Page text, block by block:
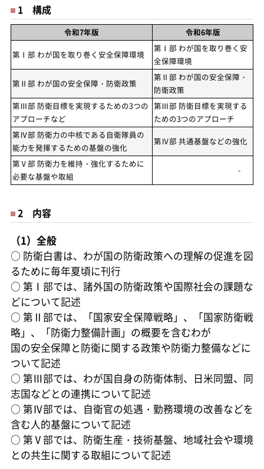
1 構成
令和7年版
令和6年版
第Ⅰ部 わが国を取り巻く安全保障環境
第Ⅰ部 わが国を取り巻く安
全保障環境
第Ⅱ部 わが国の安全保障・防衛政策
第Ⅱ部 わが国の安全保障・
防衛政策
第Ⅲ部 防衛目標を実現するための3つの
アプローチなど
第Ⅲ部 防衛目標を実現する
ための3つのアプローチ
第Ⅳ部 防衛力の中核である自衛隊員の
能力を発揮するための基盤の強化
第Ⅳ部 共通基盤などの強化
第Ⅴ部 防衛力を維持・強化するために
必要な基盤や取組
-
2 内容
（1）全般
○ 防衛白書は、わが国の防衛政策への理解の促進を図
るために毎年夏頃に刊行
○ 第Ⅰ部では、諸外国の防衛政策や国際社会の課題な
どについて記述
○ 第Ⅱ部では、「国家安全保障戦略」、「国家防衛戦
略」、「防衛力整備計画」の概要を含むわが
国の安全保障と防衛に関する政策や防衛力整備などに
ついて記述
○ 第Ⅲ部では、わが国自身の防衛体制、日米同盟、同
志国などとの連携について記述
○ 第Ⅳ部では、自衛官の処遇・勤務環境の改善などを
含む人的基盤について記述
○ 第Ⅴ部では、防衛生産・技術基盤、地域社会や環境
との共生に関する取組について記述